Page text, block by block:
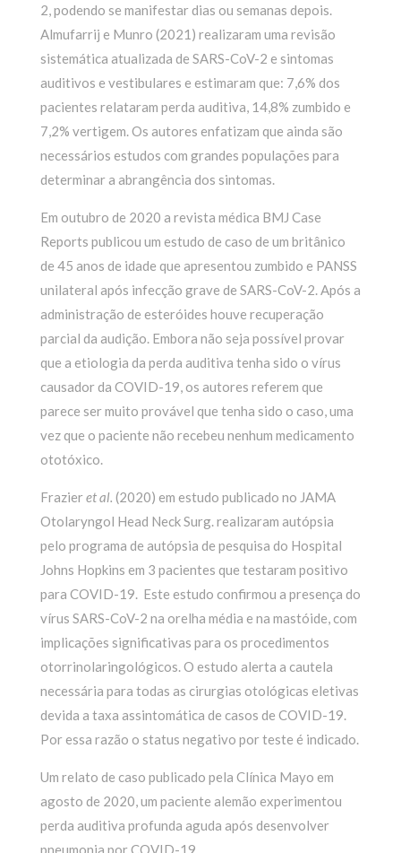
2, podendo se manifestar dias ou semanas depois.
Almufarrij e Munro (2021) realizaram uma revisão
sistemática atualizada de SARS-CoV-2 e sintomas
auditivos e vestibulares e estimaram que: 7,6% dos
pacientes relataram perda auditiva, 14,8% zumbido e
7,2% vertigem. Os autores enfatizam que ainda são
necessários estudos com grandes populações para
determinar a abrangência dos sintomas.
Em outubro de 2020 a revista médica BMJ Case
Reports publicou um estudo de caso de um britânico
de 45 anos de idade que apresentou zumbido e PANSS
unilateral após infecção grave de SARS-CoV-2. Após a
administração de esteróides houve recuperação
parcial da audição. Embora não seja possível provar
que a etiologia da perda auditiva tenha sido o vírus
causador da COVID-19, os autores referem que
parece ser muito provável que tenha sido o caso, uma
vez que o paciente não recebeu nenhum medicamento
ototóxico.
Frazieret al. (2020) em estudo publicado no JAMA
Otolaryngol Head Neck Surg. realizaram autópsia
pelo programa de autópsia de pesquisa do Hospital
Johns Hopkins em 3 pacientes que testaram positivo
para COVID-19. Este estudo confirmou a presença do
vírus SARS-CoV-2 na orelha média e na mastóide, com
implicações significativas para os procedimentos
otorrinolaringológicos. O estudo alerta a cautela
necessária para todas as cirurgias otológicas eletivas
devida a taxa assintomática de casos de COVID-19.
Por essa razão o status negativo por teste é indicado.
Um relato de caso publicado pela Clínica Mayo em
agosto de 2020, um paciente alemão experimentou
perda auditiva profunda aguda após desenvolver
pneumonia por COVID-19.